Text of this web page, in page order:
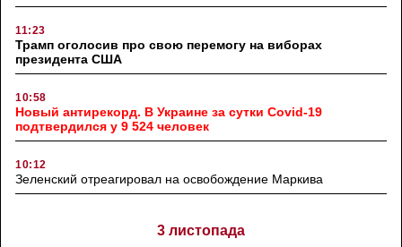
11:23
Трамп оголосив про свою перемогу на виборах
президента США
10:58
Новый антирекорд. В Украине за сутки Covid-19
подтвердился у 9 524 человек
10:12
Зеленский отреагировал на освобождение Маркива
3 листопада